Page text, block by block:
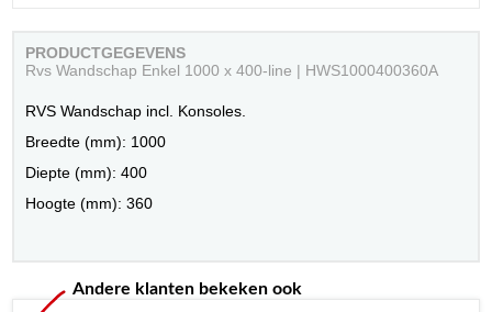
PRODUCTGEGEVENS
Rvs Wandschap Enkel 1000 x 400-line | HWS1000400360A
RVS Wandschap incl. Konsoles.
Breedte (mm): 1000
Diepte (mm): 400
Hoogte (mm): 360
Andere klanten bekeken ook